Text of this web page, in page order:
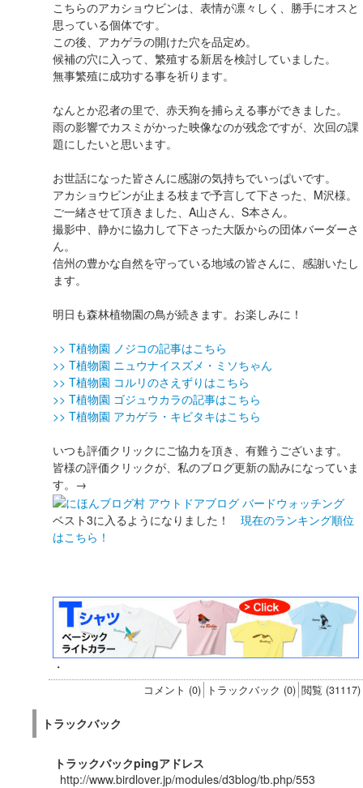
こちらのアカショウビンは、表情が凛々しく、勝手にオスと
思っている個体です。
この後、アカゲラの開けた穴を品定め。
候補の穴に入って、繁殖する新居を検討していました。
無事繁殖に成功する事を祈ります。
なんとか忍者の里で、赤天狗を捕らえる事ができました。
雨の影響でカスミがかった映像なのが残念ですが、次回の課
題にしたいと思います。
お世話になった皆さんに感謝の気持ちでいっぱいです。
アカショウビンが止まる枝まで予言して下さった、M沢様。
ご一緒させて頂きました、A山さん、S本さん。
撮影中、静かに協力して下さった大阪からの団体バーダーさ
ん。
信州の豊かな自然を守っている地域の皆さんに、感謝いたし
ます。
明日も森林植物園の鳥が続きます。お楽しみに！
>> T植物園 ノジコの記事はこちら
>> T植物園 ニュウナイスズメ・ミソちゃん
>> T植物園 コルリのさえずりはこちら
>> T植物園 ゴジュウカラの記事はこちら
>> T植物園 アカゲラ・キビタキはこちら
いつも評価クリックにご協力を頂き、有難うございます。
皆様の評価クリックが、私のブログ更新の励みになっていま
す。→
ベスト3に入るようになりました！ 現在のランキング順位
はこちら！
・
コメント (0) トラックバック (0) 閲覧 (31117)
トラックバック
トラックバックpingアドレス
http://www.birdlover.jp/modules/d3blog/tb.php/553